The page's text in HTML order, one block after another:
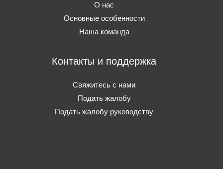
О нас
Основные особенности
Наша команда
Контакты и поддержка
Свяжитесь с нами
Подать жалобу
Подать жалобу руководству